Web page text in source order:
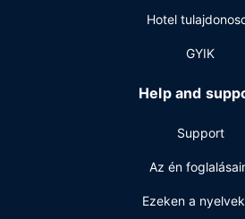
Hotel
GYIK
Help and
Support
Az én
Ezeken a